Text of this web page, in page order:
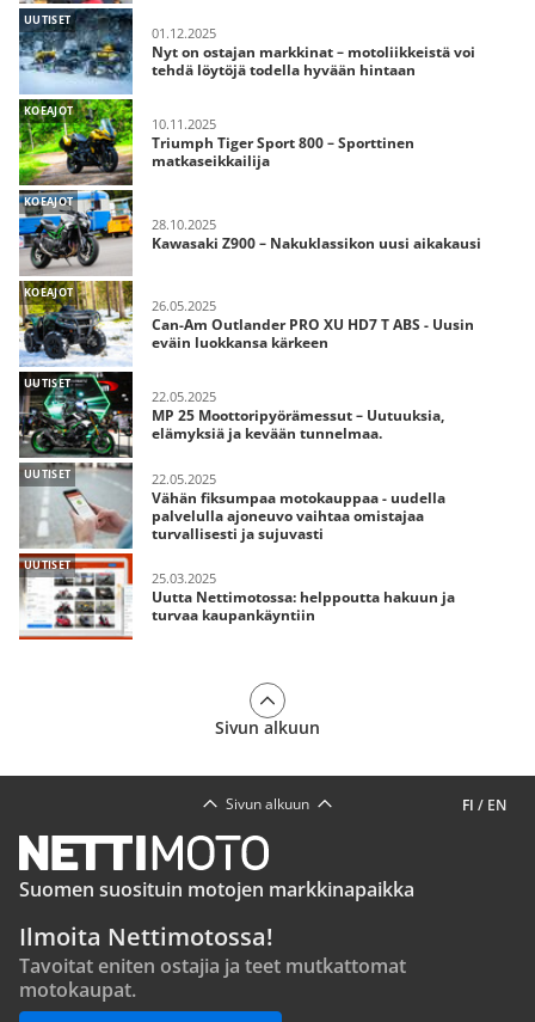
UUTISET
01.12.2025
Nyt on ostajan markkinat – motoliikkeistä voi
tehdä löytöjä todella hyvään hintaan
KOEAJOT
10.11.2025
Triumph Tiger Sport 800 – Sporttinen
matkaseikkailija
KOEAJOT
28.10.2025
Kawasaki Z900 – Nakuklassikon uusi aikakausi
KOEAJOT
26.05.2025
Can-Am Outlander PRO XU HD7 T ABS - Uusin
eväin luokkansa kärkeen
UUTISET
22.05.2025
MP 25 Moottoripyörämessut – Uutuuksia,
elämyksiä ja kevään tunnelmaa.
UUTISET 22.05.2025
Vähän fiksumpaa motokauppaa - uudella
palvelulla ajoneuvo vaihtaa omistajaa
turvallisesti ja sujuvasti
UUTISET
25.03.2025
Uutta Nettimotossa: helppoutta hakuun ja
turvaa kaupankäyntiin
Sivun alkuun
FI / EN
Sivun alkuun
Suomen suosituin motojen markkinapaikka
Ilmoita Nettimotossa!
Tavoitat eniten ostajia ja teet mutkattomat
motokaupat.